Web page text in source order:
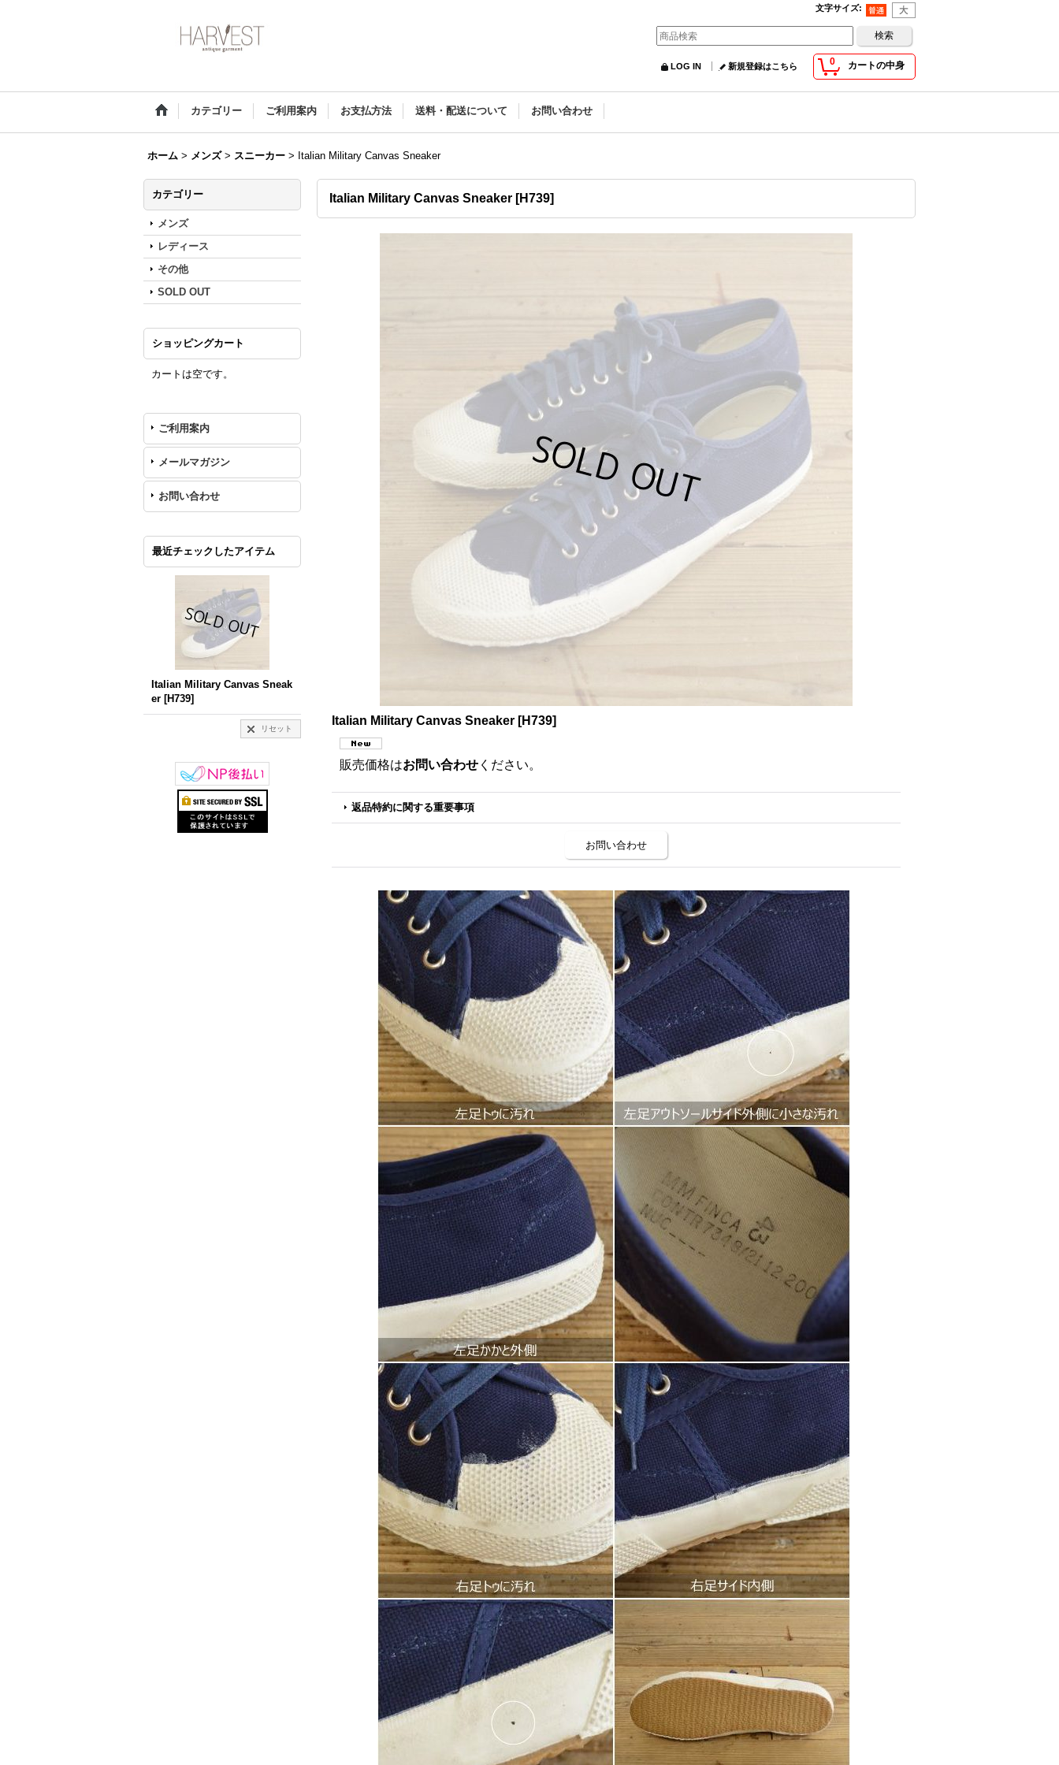
文字サイズ:
0 カートの中身
LOG IN 新規登録はこちら
カテゴリー ご利用案内 お支払方法 送料・配送について お問い合わせ
ホーム > メンズ > スニーカー > Italian Military Canvas Sneaker
カテゴリー
メンズ
レディース
その他
SOLD OUT
ショッピングカート
カートは空です。
ご利用案内
メールマガジン
お問い合わせ
最近チェックしたアイテム
Italian Military Canvas Sneak
er [H739]
リセット
Italian Military Canvas Sneaker [H739]
Italian Military Canvas Sneaker [H739]
販売価格はお問い合わせ ください。
返品特約に関する重要事項
お問い合わせ